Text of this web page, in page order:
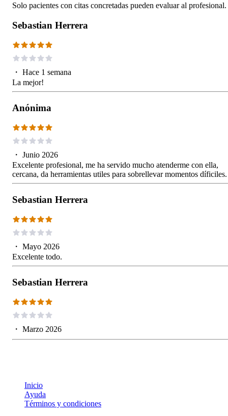
Solo pacientes con citas concretadas pueden evaluar al profesional.
Sebastian Herrera
・ Hace 1 semana
La mejor!
Anónima
・ Junio 2026
Excelente profesional, me ha servido mucho atenderme con ella,
cercana, da herramientas utiles para sobrellevar momentos díficiles.
Sebastian Herrera
・ Mayo 2026
Excelente todo.
Sebastian Herrera
・ Marzo 2026
Inicio
Ayuda
Términos y condiciones